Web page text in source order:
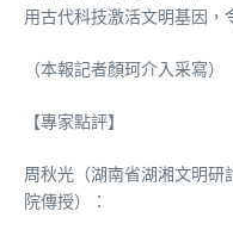
用古代科技激活文明基因，
（本報記者顏珂介入采寫）
【專家點評】
周秋光（湖南省湖湘文明
院傳授）：